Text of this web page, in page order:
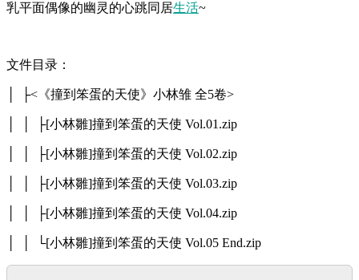
乳平面偶像的幽灵的心跳同居生活~
文件目录：
│ ├<《撞到笨蛋的天使》小林雏 全5卷>
│ │ ├[小林雛]撞到笨蛋的天使 Vol.01.zip
│ │ ├[小林雛]撞到笨蛋的天使 Vol.02.zip
│ │ ├[小林雛]撞到笨蛋的天使 Vol.03.zip
│ │ ├[小林雛]撞到笨蛋的天使 Vol.04.zip
│ │ └[小林雛]撞到笨蛋的天使 Vol.05 End.zip